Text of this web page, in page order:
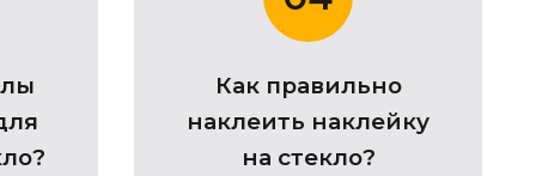
Как правильно
наклеить наклейку
на стекло?